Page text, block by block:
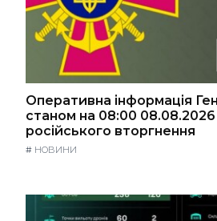
Оперативна інформація
станом на 08:00
російського вторгнення
# НОВИНИ